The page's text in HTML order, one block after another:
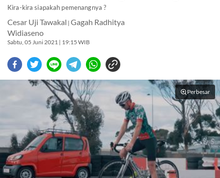
Kira-kira siapakah pemenangnya ?
Cesar Uji Tawakal | Gagah Radhitya
Widiaseno
Sabtu, 05 Juni 2021 | 19:15 WIB
Perbesar